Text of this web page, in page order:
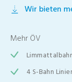
Wir bieten
Mehr ÖV
4 S-Bahn